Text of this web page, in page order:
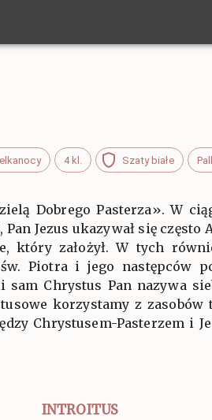
4 kl. Szaty białe
Dobrego Pasterza». W
Jezus ukazywał się często
który założył. W tych
Piotra i jego następców
Chrystus Pan nazywa
korzystamy z
Chrystusem-Pasterzem i
INTROITUS